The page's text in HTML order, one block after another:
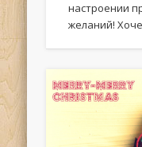
настроении
желаний!